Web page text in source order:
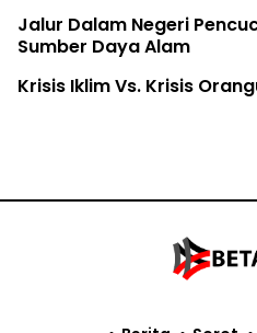
Jalur Dalam Negeri
Sumber Daya Alam
Krisis Iklim Vs. Krisis